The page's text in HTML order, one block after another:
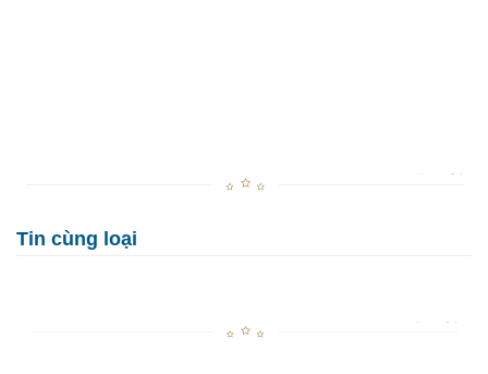
Tin cùng loại